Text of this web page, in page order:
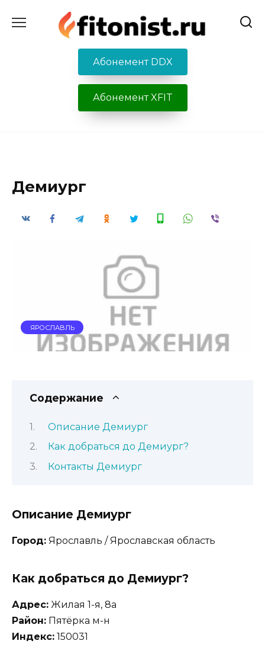
содержанию
Абонемент DDX
Абонемент XFIT
Демиург
ЯРОСЛАВЛЬ
Содержание
Описание Демиург
Как добраться до Демиург?
Контакты Демиург
Описание Демиург
Город: Ярославль / Ярославская область
Как добраться до Демиург?
Адрес: Жилая 1-я, 8а
Район: Пятёрка м-н
Индекс: 150031